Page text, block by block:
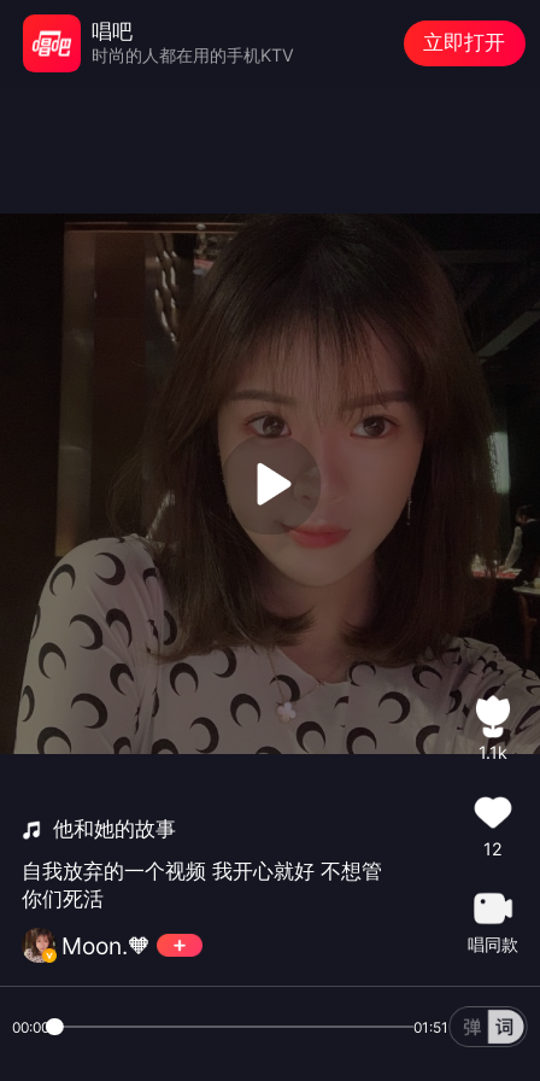
他和她的故事
自我放弃的一个视频 我开心就好 不想管
你们死活
Moon.🧡
1.1k
12
唱同款
00:00 01:51
唱吧
时尚的人都在用的手机KTV
立即打开